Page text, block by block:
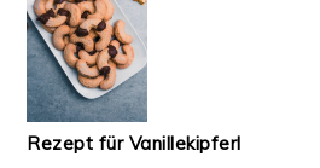
Rezept für Vanillekipferl